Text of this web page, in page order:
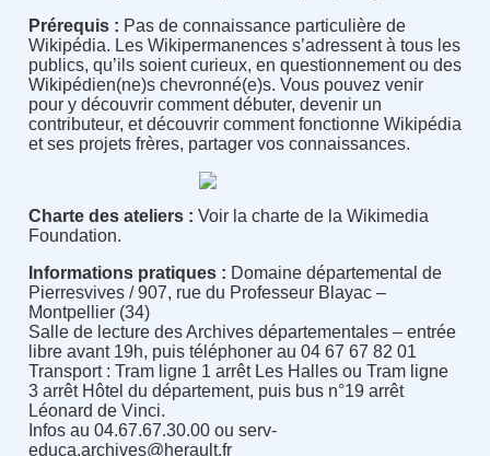
Prérequis : Pas de connaissance particulière de
Wikipédia. Les Wikipermanences s’adressent à tous les
publics, qu’ils soient curieux, en questionnement ou des
Wikipédien(ne)s chevronné(e)s. Vous pouvez venir
pour y découvrir comment débuter, devenir un
contributeur, et découvrir comment fonctionne Wikipédia
et ses projets frères, partager vos connaissances.
Charte des ateliers : Voir la charte de la Wikimedia
Foundation.
Informations pratiques : Domaine départemental de
Pierresvives / 907, rue du Professeur Blayac –
Montpellier (34)
Salle de lecture des Archives départementales – entrée
libre avant 19h, puis téléphoner au 04 67 67 82 01
Transport : Tram ligne 1 arrêt Les Halles ou Tram ligne
3 arrêt Hôtel du département, puis bus n°19 arrêt
Léonard de Vinci.
Infos au 04.67.67.30.00 ou serv-
educa.archives@herault.fr